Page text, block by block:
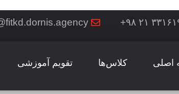
۲۱ ۹۸+
اصلی کلاس‌ها تقویم آموزشی